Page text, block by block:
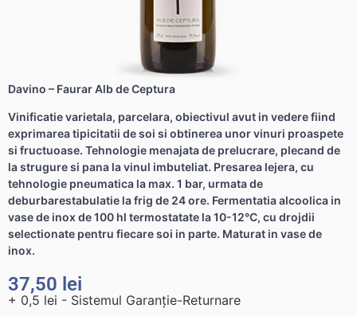
Davino – Faurar Alb de Ceptura
Vinificatie varietala, parcelara, obiectivul avut in vedere fiind
exprimarea tipicitatii de soi si obtinerea unor vinuri proaspete
si fructuoase. Tehnologie menajata de prelucrare, plecand de
la strugure si pana la vinul imbuteliat. Presarea lejera, cu
tehnologie pneumatica la max. 1 bar, urmata de
deburbarestabulatie la frig de 24 ore. Fermentatia alcoolica in
vase de inox de 100 hl termostatate la 10-12°C, cu drojdii
selectionate pentru fiecare soi in parte. Maturat in vase de
inox.
37,50 lei
+ 0,5 lei - Sistemul Garanție-Returnare